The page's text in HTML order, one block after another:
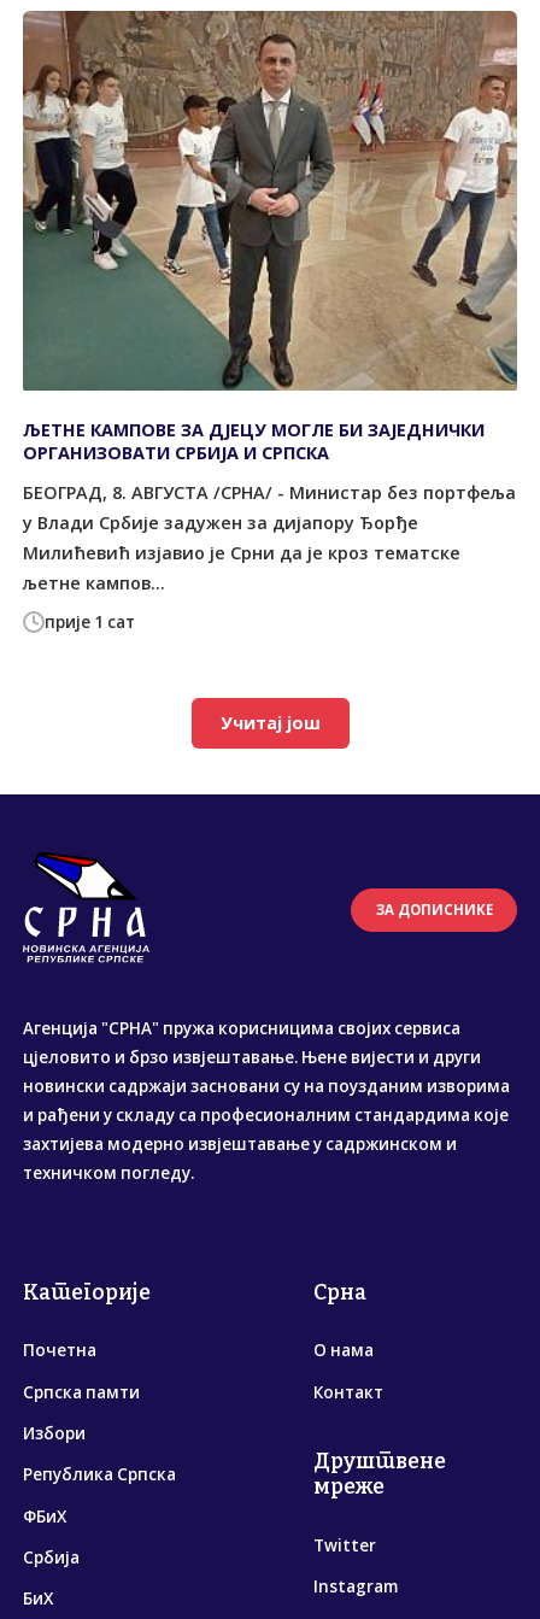
прије 1 сат
ЉЕТНЕ КАМПОВЕ ЗА ДЈЕЦУ МОГЛЕ БИ ЗАЈЕДНИЧКИ
ОРГАНИЗОВАТИ СРБИЈА И СРПСКА
БЕОГРАД, 8. АВГУСТА /СРНА/ - Министар без портфеља
у Влади Србије задужен за дијапору Ђорђе
Милићевић изјавио је Срни да је кроз тематске
љетне кампов...
Учитај још
ЗА ДОПИСНИКЕ
Агенција "СРНА" пружа корисницима својих сервиса
цјеловито и брзо извјештавање. Њене вијести и други
новински садржаји засновани су на поузданим изворима
и рађени у складу са професионалним стандардима које
захтијева модерно извјештавање у садржинском и
техничком погледу.
Категорије
Почетна
Српска памти
Избори
Република Српска
ФБиХ
Србија
БиХ
Срна
О нама
Контакт
Друштвене
мреже
Twitter
Instagram